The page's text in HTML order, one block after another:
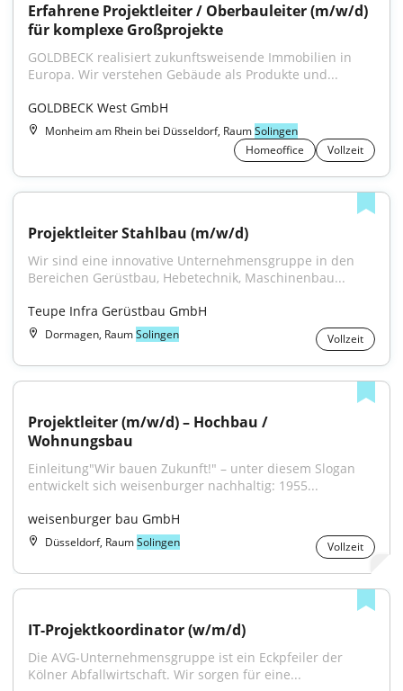
Erfahrene Projektleiter / Oberbauleiter (m/w/d)
für komplexe Großprojekte
GOLDBECK realisiert zukunftsweisende Immobilien in
Europa. Wir verstehen Gebäude als Produkte und...
GOLDBECK West GmbH
Monheim am Rhein bei Düsseldorf, RaumSolingen
Homeoffice
Vollzeit
Projektleiter Stahlbau (m/w/d)
Wir sind eine innovative Unternehmensgruppe in den
Bereichen Gerüstbau, Hebetechnik, Maschinenbau...
Teupe Infra Gerüstbau GmbH
Dormagen, RaumSolingen Vollzeit
Projektleiter (m/w/d) – Hochbau /
Wohnungsbau
Einleitung"Wir bauen Zukunft!" – unter diesem Slogan
entwickelt sich weisenburger nachhaltig: 1955...
weisenburger bau GmbH
Düsseldorf, RaumSolingen Vollzeit
IT-Projektkoordinator (w/m/d)
Die AVG-Unternehmensgruppe ist ein Eckpfeiler der
Kölner Abfallwirtschaft. Wir sorgen für eine...